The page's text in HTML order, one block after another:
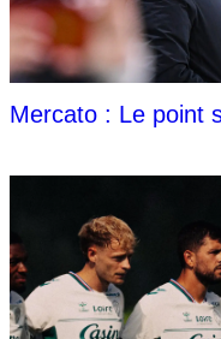
Mercato : Le point